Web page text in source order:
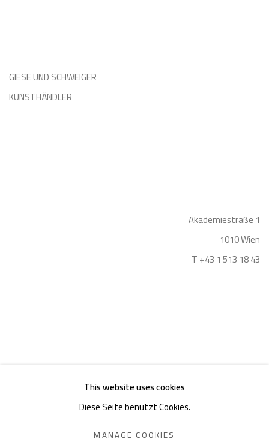
GIESE UND SCHWEIGER
KUNSTHÄNDLER
Akademiestraße 1
1010 Wien
T +43 1 513 18 43
Impressum
This website uses cookies
Diese Seite benutzt Cookies.
MANAGE COOKIES